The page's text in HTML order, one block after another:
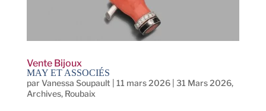
Vente Bijoux
MAY ET ASSOCIÉS
parVanessa Soupault 11 mars 2026| 31 Mars 2026,
Archives, Roubaix